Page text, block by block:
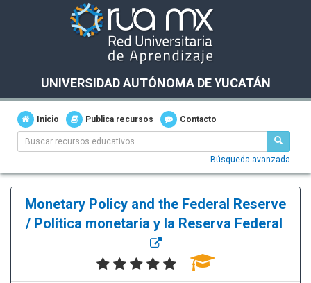
UNIVERSIDAD AUTÓNOMA DE YUCATÁN
Inicio Publica recursos Contacto
Búsqueda avanzada
Monetary Policy and the Federal Reserve
/ Política monetaria y la Reserva Federal